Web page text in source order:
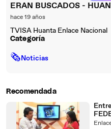
ERAN BUSCADOS -
hace 19 años
TVISA Huanta Enlace Nacional
Categoría
🗞Noticias
Recomendada